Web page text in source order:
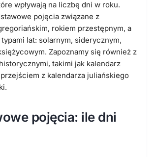
wpływają na liczbę dni w roku.
pojęcia związane z
rokiem przestępnym, a
lat: solarnym, siderycznym,
Zapoznamy się również z
takimi jak kalendarz
z kalendarza juliańskiego
pojęcia: ile dni